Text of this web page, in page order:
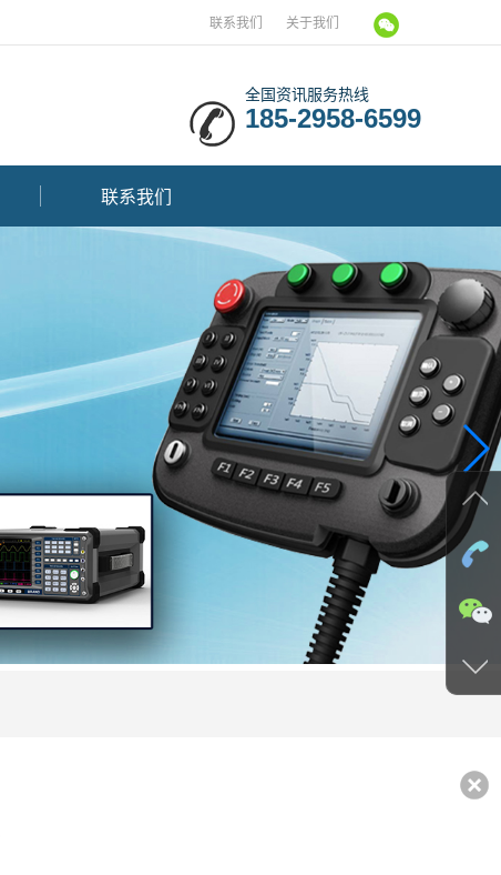
联系我们 关于我们
全国资讯服务热线
185-2958-6599
联系我们